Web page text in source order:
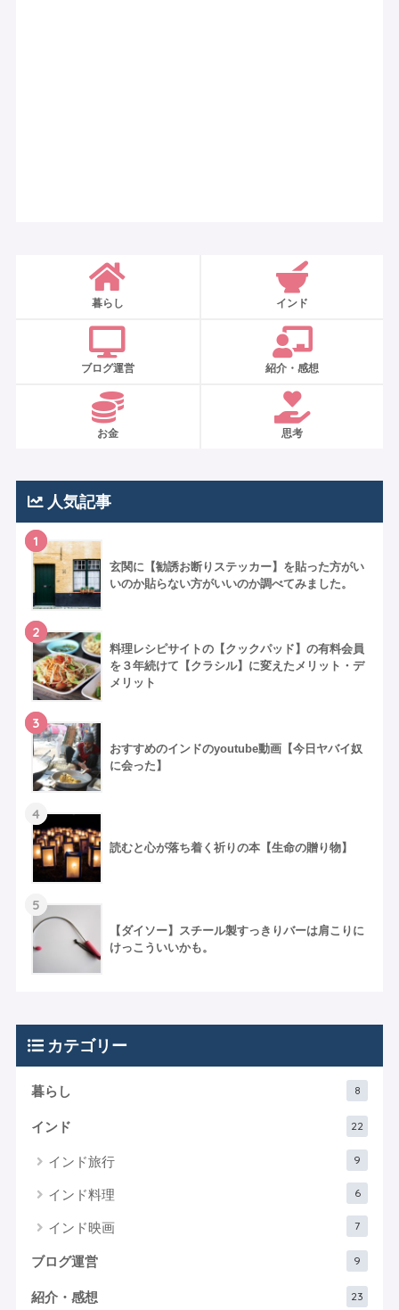
暮らし インド
ブログ運営 紹介・感想
お金 思考
人気記事
1
玄関に【勧誘お断りステッカー】を貼った方がい
いのか貼らない方がいいのか調べてみました。
2
料理レシピサイトの【クックパッド】の有料会員
を３年続けて【クラシル】に変えたメリット・デ
メリット
3
おすすめのインドのyoutube動画【今日ヤバイ奴
に会った】
4
読むと心が落ち着く祈りの本【生命の贈り物】
5
【ダイソー】スチール製すっきりバーは肩こりに
けっこういいかも。
カテゴリー
暮らし 8
インド 22
インド旅行 9
インド料理 6
インド映画 7
ブログ運営 9
紹介・感想 23